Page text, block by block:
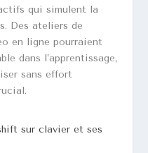
qui simulent la
Des ateliers de
en ligne pourraient
dans l’apprentissage,
sans effort
sur clavier et ses